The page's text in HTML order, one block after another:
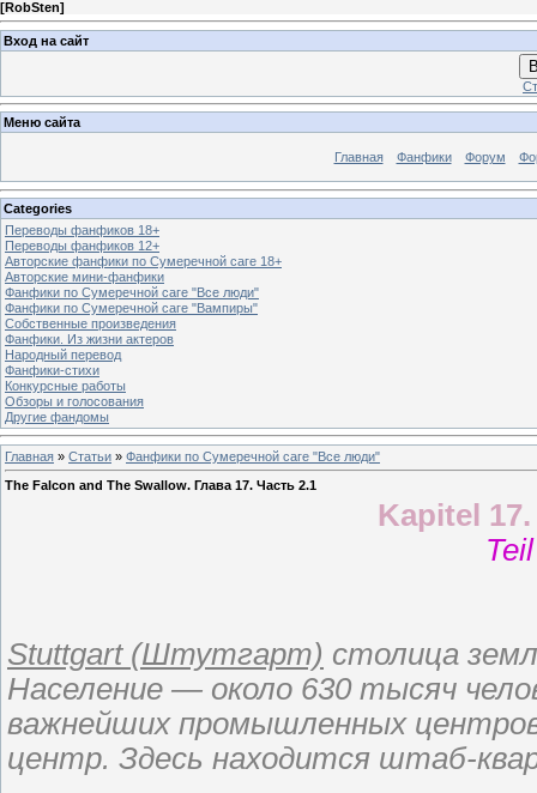
[RobSten]
Вход на сайт
Меню сайта
Главная Фанфики Форум
Categories
Переводы фанфиков 18+
Переводы фанфиков 12+
Авторские фанфики по Сумеречной саге 18+
Авторские мини-фанфики
Фанфики по Сумеречной саге "Все люди"
Фанфики по Сумеречной саге "Вампиры"
Собственные произведения
Фанфики. Из жизни актеров
Народный перевод
Фанфики-стихи
Конкурсные работы
Обзоры и голосования
Другие фандомы
Главная » Статьи » Фанфики по Сумеречной саге "Все люди"
The Falcon and The Swallow. Глава 17. Часть 2.1
Kapitel
Stuttgart (Штутгарт) столица
Население — около 630 тысяч
важнейших промышленных
центр. Здесь находится штаб-